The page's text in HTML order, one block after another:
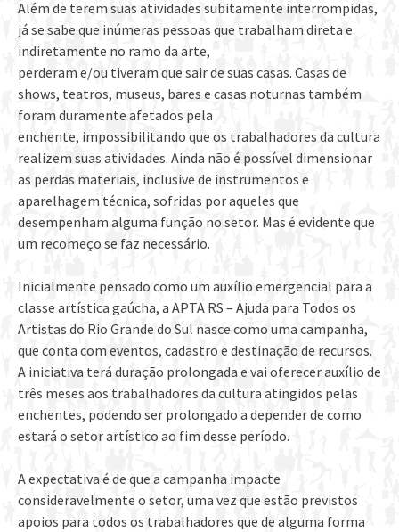
Além de terem suas atividades subitamente interrompidas,
já se sabe que inúmeras pessoas que trabalham direta e
indiretamente no ramo da arte,
perderam e/ou tiveram que sair de suas casas. Casas de
shows, teatros, museus, bares e casas noturnas também
foram duramente afetados pela
enchente, impossibilitando que os trabalhadores da cultura
realizem suas atividades. Ainda não é possível dimensionar
as perdas materiais, inclusive de instrumentos e
aparelhagem técnica, sofridas por aqueles que
desempenham alguma função no setor. Mas é evidente que
um recomeço se faz necessário.
Inicialmente pensado como um auxílio emergencial para a
classe artística gaúcha, a APTA RS – Ajuda para Todos os
Artistas do Rio Grande do Sul nasce como uma campanha,
que conta com eventos, cadastro e destinação de recursos.
A iniciativa terá duração prolongada e vai oferecer auxílio de
três meses aos trabalhadores da cultura atingidos pelas
enchentes, podendo ser prolongado a depender de como
estará o setor artístico ao fim desse período.
A expectativa é de que a campanha impacte
consideravelmente o setor, uma vez que estão previstos
apoios para todos os trabalhadores que de alguma forma